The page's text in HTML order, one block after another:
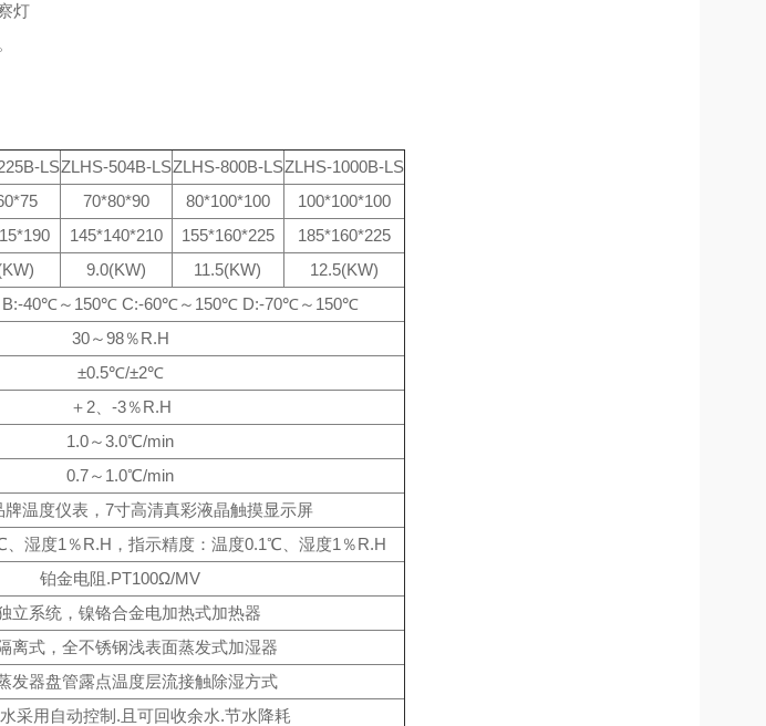
灯
LSZLHS-504B-LSZLHS-800B-LSZLHS-1000B-LS
70*80*90 80*100*100
100*100*100
145*140*210 155*160*225
185*160*225
9.0(KW) 11.5(KW) 12.5(KW)
40℃～150℃ C:-60℃～150℃ D:-70℃～150℃
30～98％R.H
±0.5℃/±2℃
＋2、-3％R.H
1.0～3.0℃/min
0.7～1.0℃/min
牌温度仪表，7寸高清真彩液晶触摸显示屏
湿度1％R.H，指示精度：温度0.1℃、湿度1％R.H
铂金电阻.PT100Ω/MV
立系统，镍铬合金电加热式加热器
离式，全不锈钢浅表面蒸发式加湿器
发器盘管露点温度层流接触除湿方式
采用自动控制.且可回收余水.节水降耗